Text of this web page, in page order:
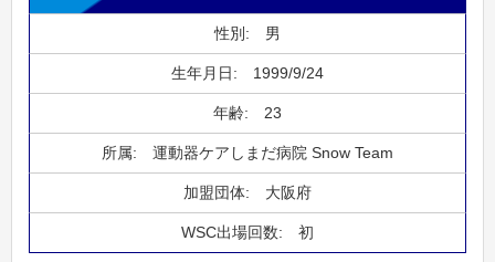
男
1999/9/24
23
運動器ケアしまだ病院 Snow Team
大阪府
初